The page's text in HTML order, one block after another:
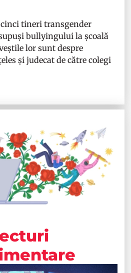
cinci tineri transgender
bullyingului la școală
lor sunt despre
și judecat de către colegi